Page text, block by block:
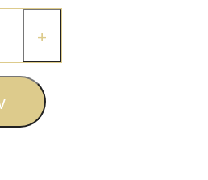
KRYMMEL
GARN
BY ...
OLIE
+